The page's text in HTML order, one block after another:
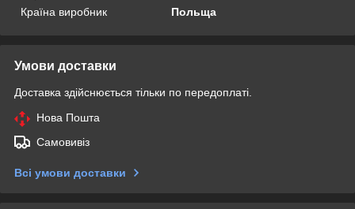
Країна виробник
Польща
Умови доставки
Доставка здійснюється тільки по передоплаті.
Нова Пошта
Самовивіз
Всі умови доставки